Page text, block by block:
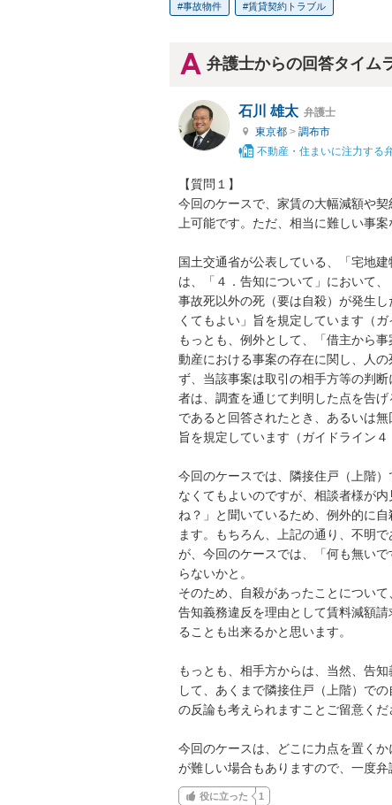
事故物件 賃貸契約トラブル
弁護士からの回答タイム
石川 雄太 弁護士
東京都 > 調布市
不動産・住まいに注力する
【質問１】
今回のケースで、家賃の大幅減額や
上可能です。ただ、相当に難しい事案
国土交通省が公表している、「宅地
は、「４．告知について」において
事故死以外の死（要は自殺）が発生
くてもよい」旨を規定しています（ガ
もっとも、例外として、「借主から
動産における事案の存在に関し、人
ず、当該事案は取引の相手方等の判
者は、調査を通じて判明した点を告
であると回答されたとき、あるいは
旨を規定しています（ガイドライン４
今回のケースでは、隣接住戸（上階
なくてもよいのですが、相談者様が
ね？」と聞いているため、例外的に
ます。もちろん、上記の通り、不明
が、今回のケースでは、「何も無い
らないかと。
そのため、自殺があったことについ
告知義務違反を理由として賃料減額
ることも出来るかと思います。
もっとも、相手方からは、当然、告
して、あくまで隣接住戸（上階）で
の反論も考えられますことご留意くだ
今回のケースは、どこに力点を置く
が難しい場合もありますので、一度
役に立った 1